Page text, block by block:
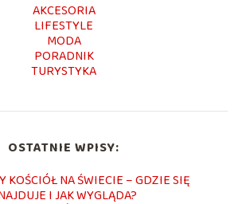
AKCESORIA
LIFESTYLE
MODA
PORADNIK
TURYSTYKA
OSTATNIE WPISY:
KOŚCIÓŁ NA ŚWIECIE – GDZIE SIĘ
I JAK WYGLĄDA?